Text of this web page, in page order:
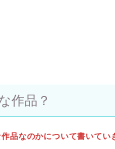
作品？
品なのかについて書いてい